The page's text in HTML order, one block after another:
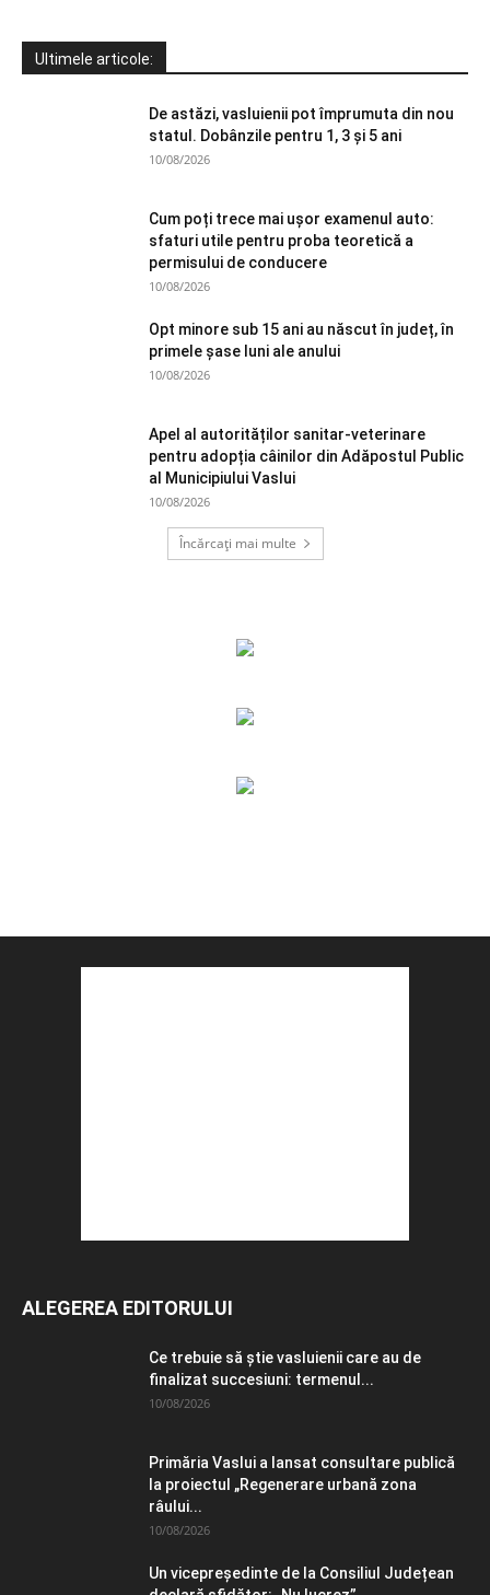
Ultimele articole:
De astăzi, vasluienii pot împrumuta din nou
statul. Dobânzile pentru 1, 3 și 5 ani
10/08/2026
Cum poți trece mai ușor examenul auto:
sfaturi utile pentru proba teoretică a
permisului de conducere
10/08/2026
Opt minore sub 15 ani au născut în județ, în
primele şase luni ale anului
10/08/2026
Apel al autorităților sanitar-veterinare
pentru adopția câinilor din Adăpostul Public
al Municipiului Vaslui
10/08/2026
Încărcați mai multe
ALEGEREA EDITORULUI
Ce trebuie să știe vasluienii care au de
finalizat succesiuni: termenul...
10/08/2026
Primăria Vaslui a lansat consultare publică
la proiectul „Regenerare urbană zona
râului...
10/08/2026
Un vicepreședinte de la Consiliul Județean